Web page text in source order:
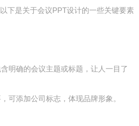
下是关于会议PPT设计的一些关键要素
含明确的会议主题或标题，让人一目了
，可添加公司标志，体现品牌形象。